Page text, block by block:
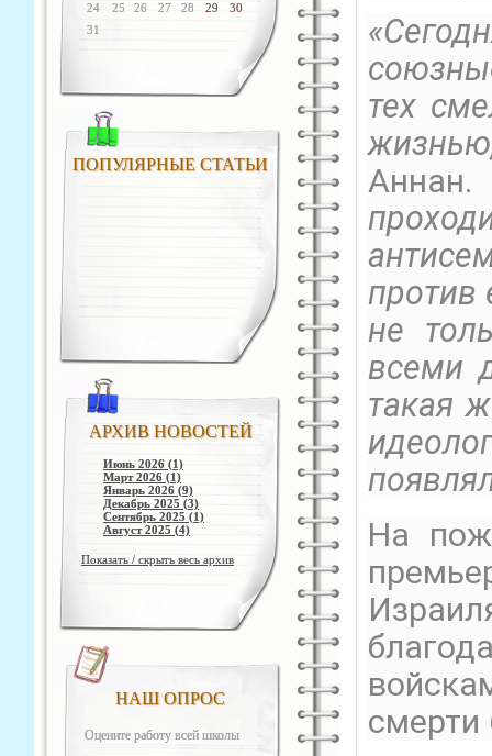
24
25 26 27 28 29
30
31
ПОПУЛЯРНЫЕ СТАТЬИ
АРХИВ НОВОСТЕЙ
Июнь 2026 (1)
Март 2026 (1)
Январь 2026 (9)
Декабрь 2025 (3)
Сентябрь 2025 (1)
Август 2025 (4)
Показать / скрыть весь архив
НАШ ОПРОС
Оцените работу всей школы
тех
Аннан.
против
не
всеми
такая
На
смерти